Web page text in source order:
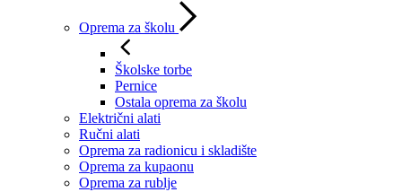
Oprema za školu
Školske torbe
Pernice
Ostala oprema za školu
Električni alati
Ručni alati
Oprema za radionicu i skladište
Oprema za kupaonu
Oprema za rublje